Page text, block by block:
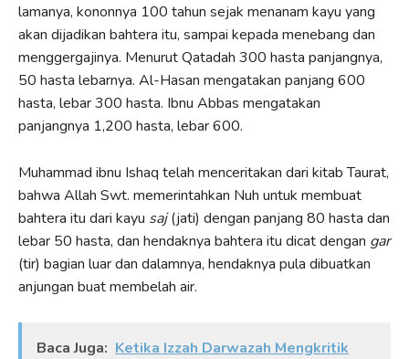
lamanya, kononnya 100 tahun sejak menanam kayu yang
akan dijadikan bahtera itu, sampai kepada menebang dan
menggergajinya. Menurut Qatadah 300 hasta panjangnya,
50 hasta lebarnya. Al-Hasan mengatakan panjang 600
hasta, lebar 300 hasta. Ibnu Abbas mengatakan
panjangnya 1,200 hasta, lebar 600.
Muhammad ibnu Ishaq telah menceritakan dari kitab Taurat,
bahwa Allah Swt. memerintahkan Nuh untuk membuat
bahtera itu dari kayu saj(jati) dengan panjang 80 hasta dan
lebar 50 hasta, dan hendaknya bahtera itu dicat dengan gar
(tir) bagian luar dan dalamnya, hendaknya pula dibuatkan
anjungan buat membelah air.
Baca Juga: Ketika Izzah Darwazah Mengkritik